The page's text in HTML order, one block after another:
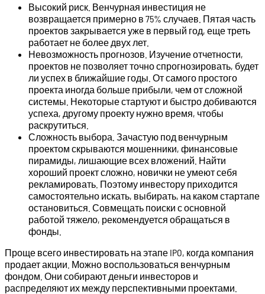
Высокий риск. Венчурная инвестиция не
возвращается примерно в 75% случаев. Пятая часть
проектов закрывается уже в первый год, еще треть
работает не более двух лет.
Невозможность прогнозов. Изучение отчетности,
проектов не позволяет точно спрогнозировать, будет
ли успех в ближайшие годы. От самого простого
проекта иногда больше прибыли, чем от сложной
системы. Некоторые стартуют и быстро добиваются
успеха, другому проекту нужно время, чтобы
раскрутиться.
Сложность выбора. Зачастую под венчурным
проектом скрываются мошенники, финансовые
пирамиды, лишающие всех вложений. Найти
хороший проект сложно, новички не умеют себя
рекламировать. Поэтому инвестору приходится
самостоятельно искать, выбирать, на каком стартапе
остановиться. Совмещать поиски с основной
работой тяжело, рекомендуется обращаться в
фонды.
Проще всего инвестировать на этапе IPO, когда компания
продает акции. Можно воспользоваться венчурным
фондом. Они собирают деньги инвесторов и
распределяют их между перспективными проектами.